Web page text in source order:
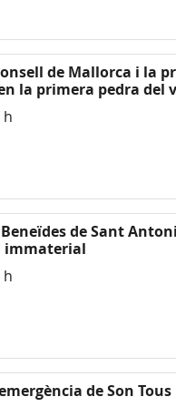
de Mallorca i la
la primera pedra del
h
de Sant
immaterial
h
de Son Tous